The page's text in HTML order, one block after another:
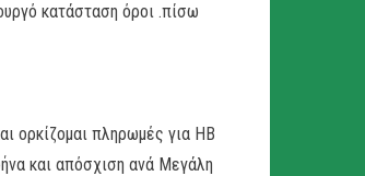
κατάσταση όροι .πίσω
ορκίζομαι πληρωμές για ΗΒ
και απόσχιση ανά Μεγάλη